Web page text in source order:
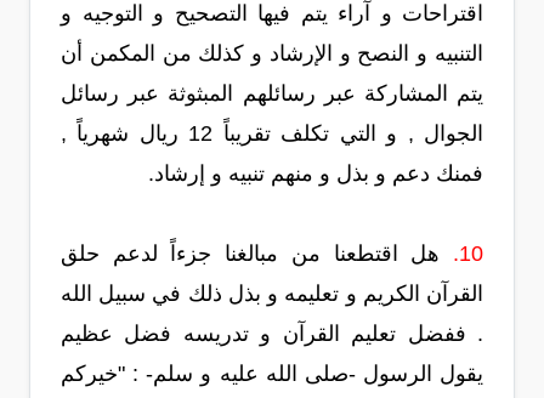
اقتراحات و آراء يتم فيها التصحيح و التوجيه و
التنبيه و النصح و الإرشاد و كذلك من المكمن أن
يتم المشاركة عبر رسائلهم المبثوثة عبر رسائل
الجوال , و التي تكلف تقريباً 12 ريال شهرياً ,
فمنك دعم و بذل و منهم تنبيه و إرشاد.
10.
هل اقتطعنا من مبالغنا جزءاً لدعم حلق
القرآن الكريم و تعليمه و بذل ذلك في سبيل الله
. ففضل تعليم القرآن و تدريسه فضل عظيم
يقول الرسول -صلى الله عليه و سلم- : "خيركم